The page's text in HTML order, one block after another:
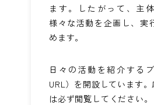
ます。したがって、主
様々な活動を企画し、実
めます。
日々の活動を紹介する
URL）を開設しています
は必ず閲覧してください。